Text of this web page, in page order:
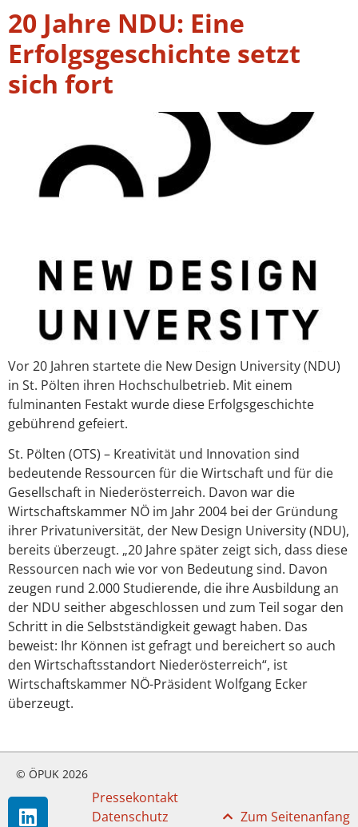
20 Jahre NDU: Eine
Erfolgsgeschichte setzt
sich fort
Vor 20 Jahren startete die New Design University (NDU)
in St. Pölten ihren Hochschulbetrieb. Mit einem
fulminanten Festakt wurde diese Erfolgsgeschichte
gebührend gefeiert.
St. Pölten (OTS) – Kreativität und Innovation sind
bedeutende Ressourcen für die Wirtschaft und für die
Gesellschaft in Niederösterreich. Davon war die
Wirtschaftskammer NÖ im Jahr 2004 bei der Gründung
ihrer Privatuniversität, der New Design University (NDU),
bereits überzeugt. „20 Jahre später zeigt sich, dass diese
Ressourcen nach wie vor von Bedeutung sind. Davon
zeugen rund 2.000 Studierende, die ihre Ausbildung an
der NDU seither abgeschlossen und zum Teil sogar den
Schritt in die Selbstständigkeit gewagt haben. Das
beweist: Ihr Können ist gefragt und bereichert so auch
den Wirtschaftsstandort Niederösterreich“, ist
Wirtschaftskammer NÖ-Präsident Wolfgang Ecker
überzeugt.
© ÖPUK 2026
Pressekontakt
Datenschutz
Zum Seitenanfang